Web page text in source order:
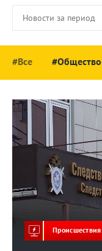
#Все #Общество
Происшествия